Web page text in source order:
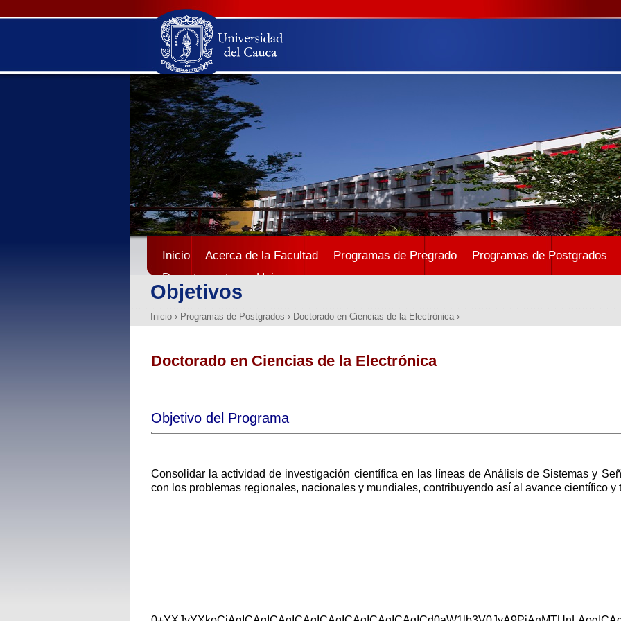
Inicio Acerca de la Facultad Programas de Pregrado Programas de Postgrados
Departamentos
Unicauca
Objetivos
Inicio › Programas de Postgrados › Doctorado en Ciencias de la Electrónica ›
Doctorado en Ciencias de la Electrónica
Objetivo del Programa
Consolidar la actividad de investigación científica en las líneas de Análisis de Sistemas y
con los problemas regionales, nacionales y mundiales, contribuyendo así al avance científico